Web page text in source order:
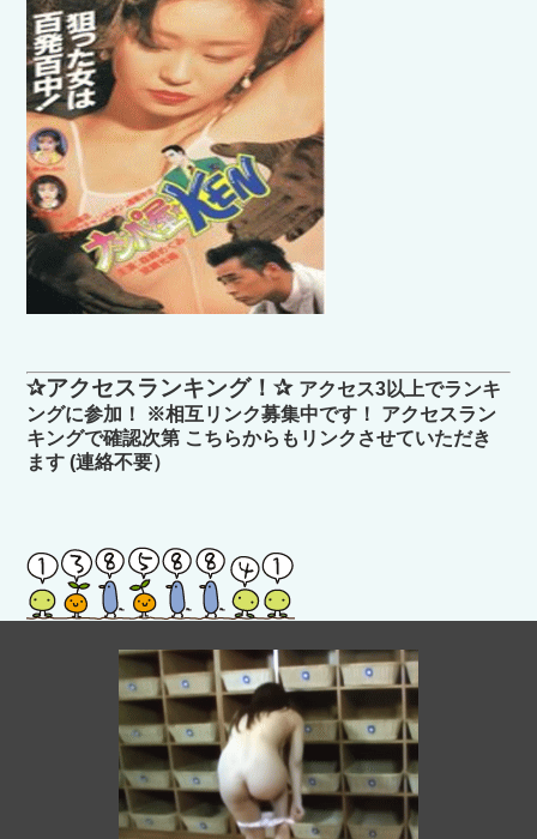
✰アクセスランキング！✰ アクセス3以上でランキ
ングに参加！ ※相互リンク募集中です！ アクセスラン
キングで確認次第 こちらからもリンクさせていただき
ます (連絡不要）